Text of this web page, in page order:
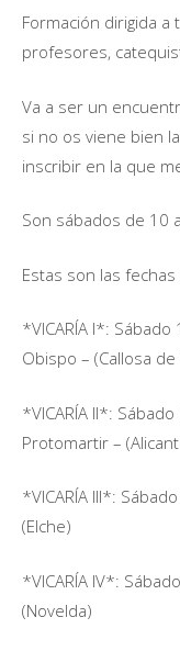
Formación dirigida
profesores,
Va a ser un
si no os viene bien
inscribir en la que
Son sábados de 10
Estas son las fechas
*VICARÍA I*:
Obispo – (Callosa de
*VICARÍA II*:
Protomartir –
*VICARÍA III*:
(Elche)
*VICARÍA IV*:
(Novelda)